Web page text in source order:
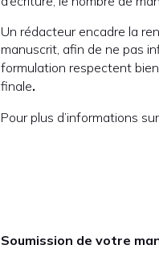
Un rédacteur encadre la
manuscrit, afin de ne pas
formulation respectent
finale.
Pour plus d’informations
Soumission de votre